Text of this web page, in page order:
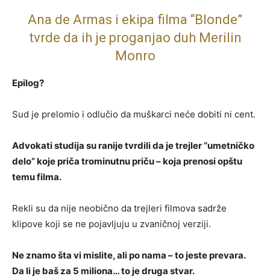
Ana de Armas i ekipa filma “Blonde”
tvrde da ih je proganjao duh Merilin
Monro
Epilog?
Sud je prelomio i odlučio da muškarci neće dobiti ni cent.
Advokati studija su ranije tvrdili da je trejler “umetničko
delo” koje priča trominutnu priču – koja prenosi opštu
temu filma.
Rekli su da nije neobično da trejleri filmova sadrže
klipove koji se ne pojavljuju u zvaničnoj verziji.
Ne znamo šta vi mislite, ali po nama – to jeste prevara.
Da li je baš za 5 miliona… to je druga stvar.